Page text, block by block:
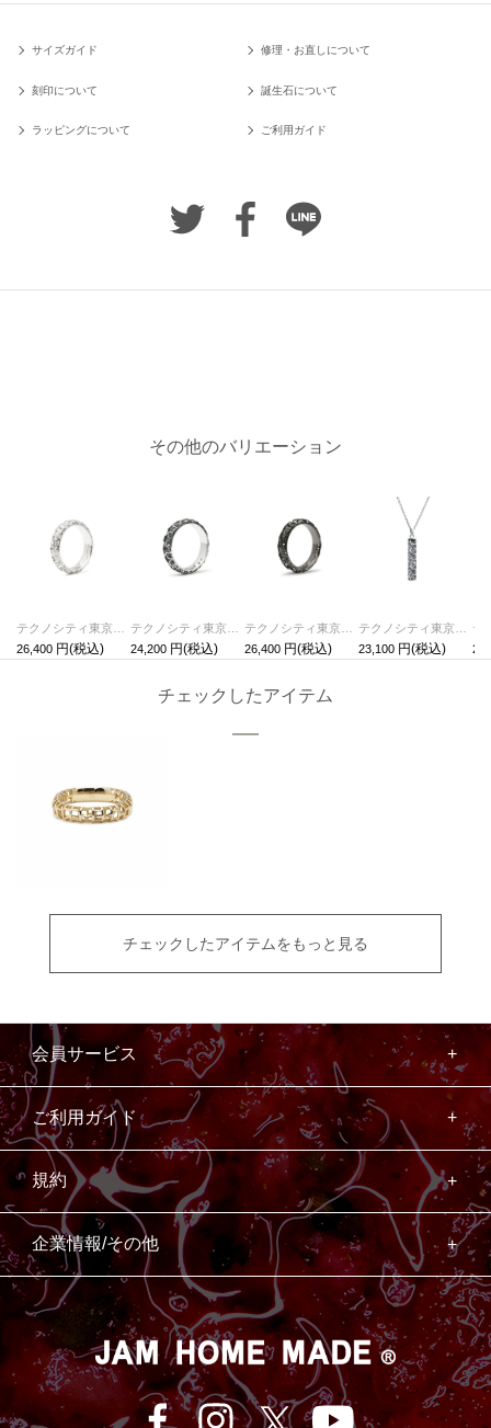
サイズガイド 修理・お直しについて
刻印について 誕生石について
ラッピングについて ご利用ガイド
その他のバリエーション
26,400
24,200
26,400
23,100
チェックしたアイテム
チェックしたアイテムをもっと見る
会員サービス
ご利用ガイド
規約
企業情報/その他